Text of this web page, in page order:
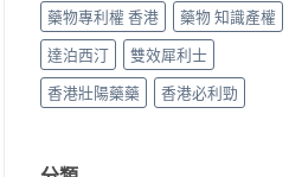
藥物專利權 香港
藥物 知識產權
達泊西汀
雙效犀利士
香港壯陽藥藥
香港必利勁